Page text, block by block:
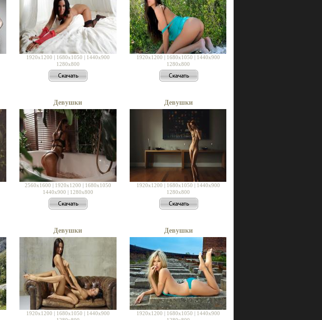
1920x1200 | 1680x1050 | 1440x900
1280x800
1920x1200 | 1680x1050 | 1440x900
1280x800
Девушки
2560x1600 | 1920x1200 | 1680x1050
1440x900 | 1280x800
Девушки
1920x1200 | 1680x1050 | 1440x900
1280x800
Девушки
1920x1200 | 1680x1050 | 1440x900
Девушки
1920x1200 | 1680x1050 | 1440x900